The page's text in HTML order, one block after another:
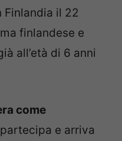
Finlandia il 22
finlandese e
all’età di 6 anni
come
e arriva